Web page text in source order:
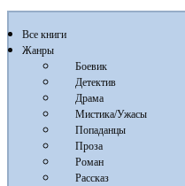
Все книги
Жанры
Боевик
Детектив
Драма
Мистика/Ужасы
Попаданцы
Проза
Роман
Рассказ